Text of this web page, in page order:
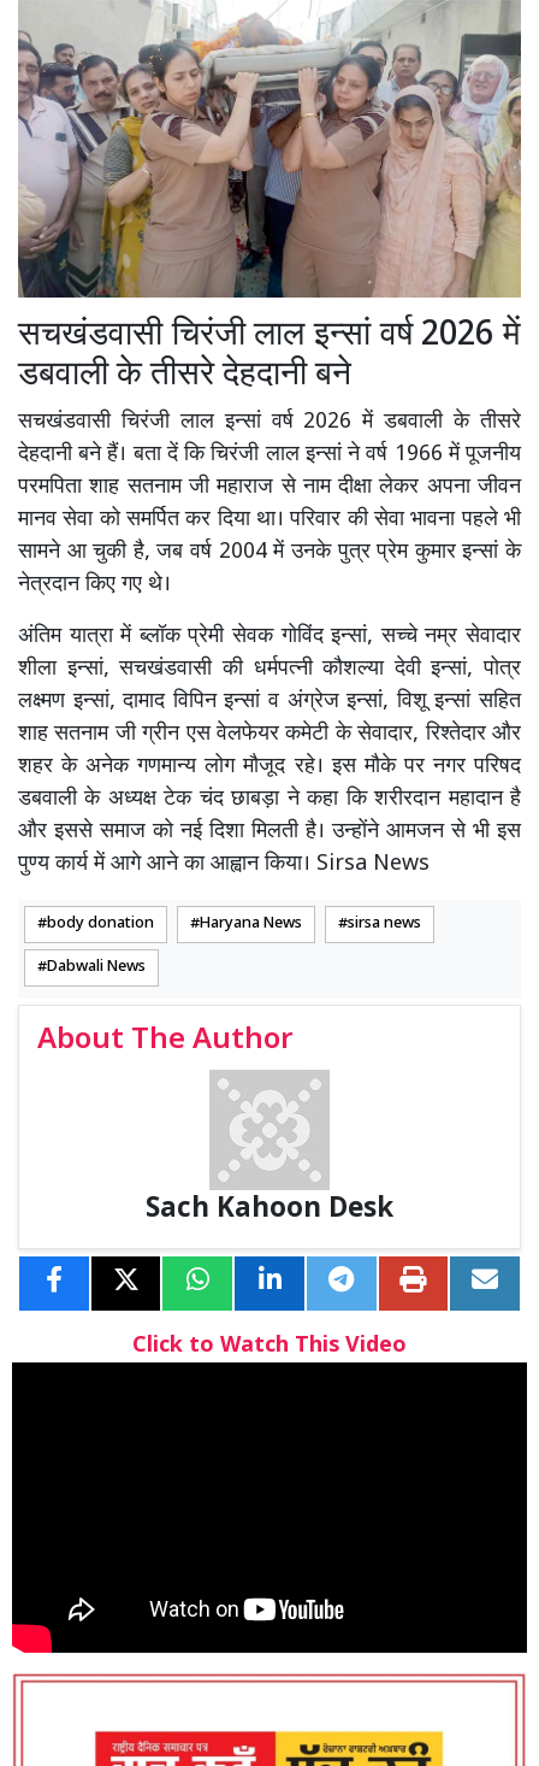
सचखंडवासी चिरंजी लाल इन्सां वर्ष 2026 में
डबवाली के तीसरे देहदानी बने
सचखंडवासी चिरंजी लाल इन्सां वर्ष 2026 में डबवाली के तीसरे
देहदानी बने हैं। बता दें कि चिरंजी लाल इन्सां ने वर्ष 1966 में पूजनीय
परमपिता शाह सतनाम जी महाराज से नाम दीक्षा लेकर अपना जीवन
मानव सेवा को समर्पित कर दिया था। परिवार की सेवा भावना पहले भी
सामने आ चुकी है, जब वर्ष 2004 में उनके पुत्र प्रेम कुमार इन्सां के
नेत्रदान किए गए थे।
अंतिम यात्रा में ब्लॉक प्रेमी सेवक गोविंद इन्सां, सच्चे नम्र सेवादार
शीला इन्सां, सचखंडवासी की धर्मपत्नी कौशल्या देवी इन्सां, पोत्र
लक्ष्मण इन्सां, दामाद विपिन इन्सां व अंग्रेज इन्सां, विशू इन्सां सहित
शाह सतनाम जी ग्रीन एस वेलफेयर कमेटी के सेवादार, रिश्तेदार और
शहर के अनेक गणमान्य लोग मौजूद रहे। इस मौके पर नगर परिषद
डबवाली के अध्यक्ष टेक चंद छाबड़ा ने कहा कि शरीरदान महादान है
और इससे समाज को नई दिशा मिलती है। उन्होंने आमजन से भी इस
पुण्य कार्य में आगे आने का आह्वान किया। Sirsa News
body donation Haryana News sirsa news
Dabwali News
About The Author
Sach Kahoon Desk
Click to Watch This Video